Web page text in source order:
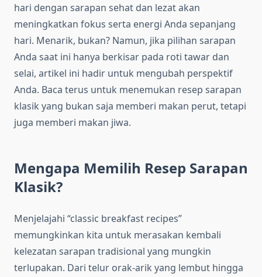
hari dengan sarapan sehat dan lezat akan
meningkatkan fokus serta energi Anda sepanjang
hari. Menarik, bukan? Namun, jika pilihan sarapan
Anda saat ini hanya berkisar pada roti tawar dan
selai, artikel ini hadir untuk mengubah perspektif
Anda. Baca terus untuk menemukan resep sarapan
klasik yang bukan saja memberi makan perut, tetapi
juga memberi makan jiwa.
Mengapa Memilih Resep Sarapan
Klasik?
Menjelajahi “classic breakfast recipes”
memungkinkan kita untuk merasakan kembali
kelezatan sarapan tradisional yang mungkin
terlupakan. Dari telur orak-arik yang lembut hingga